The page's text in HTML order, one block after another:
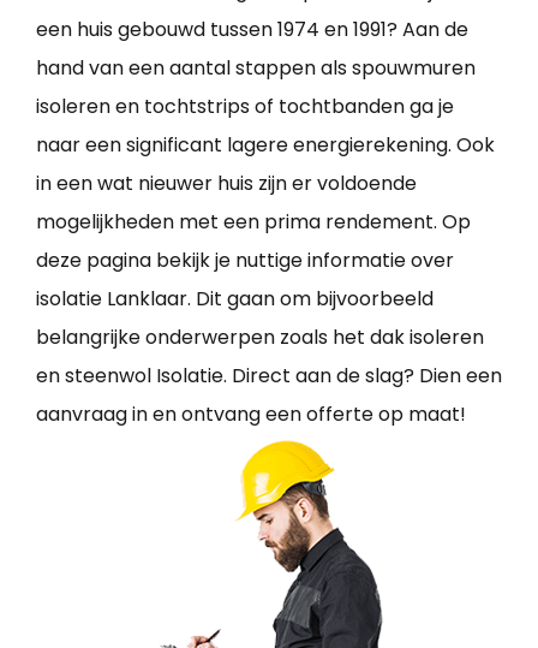
een huis gebouwd tussen 1974 en 1991? Aan de
hand van een aantal stappen als spouwmuren
isoleren en tochtstrips of tochtbanden ga je
naar een significant lagere energierekening. Ook
in een wat nieuwer huis zijn er voldoende
mogelijkheden met een prima rendement. Op
deze pagina bekijk je nuttige informatie over
isolatie Lanklaar. Dit gaan om bijvoorbeeld
belangrijke onderwerpen zoals het dak isoleren
en steenwol Isolatie. Direct aan de slag? Dien een
aanvraag in en ontvang een offerte op maat!